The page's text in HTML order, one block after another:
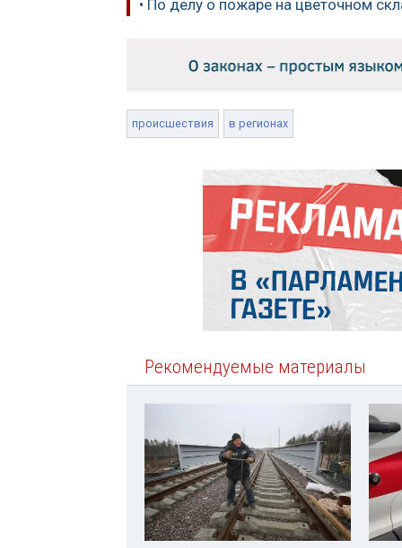
• По делу о пожаре на цветочном
происшествия в регионах
Рекомендуемые материалы